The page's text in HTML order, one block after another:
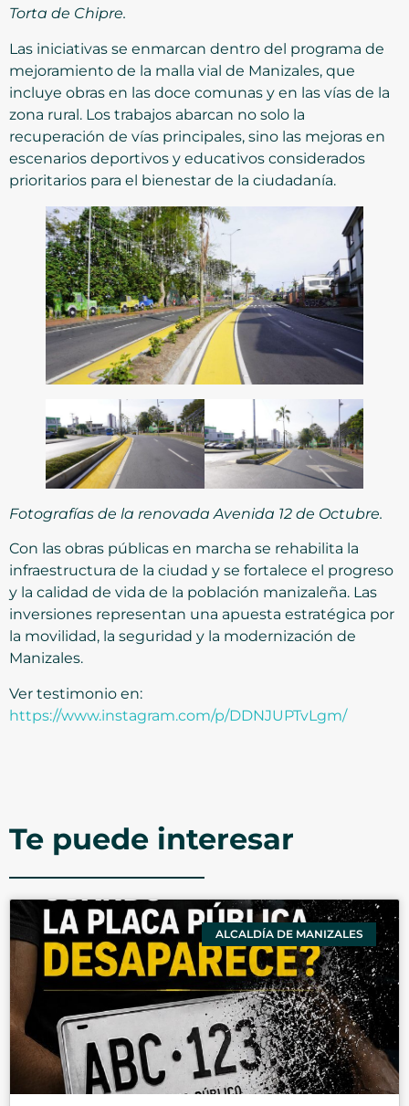
Torta de Chipre.
Las iniciativas se enmarcan dentro del programa de
mejoramiento de la malla vial de Manizales, que
incluye obras en las doce comunas y en las vías de la
zona rural. Los trabajos abarcan no solo la
recuperación de vías principales, sino las mejoras en
escenarios deportivos y educativos considerados
prioritarios para el bienestar de la ciudadanía.
Fotografías de la renovada Avenida 12 de Octubre.
Con las obras públicas en marcha se rehabilita la
infraestructura de la ciudad y se fortalece el progreso
y la calidad de vida de la población manizaleña. Las
inversiones representan una apuesta estratégica por
la movilidad, la seguridad y la modernización de
Manizales.
Ver testimonio en:
https://www.instagram.com/p/DDNJUPTvLgm/
Te puede interesar
ALCALDÍA DE MANIZALES